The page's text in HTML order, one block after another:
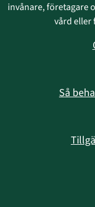
invånare, företagare
vård eller
Så